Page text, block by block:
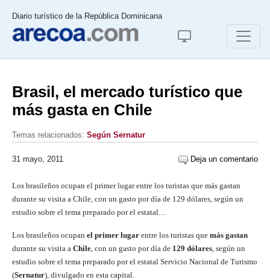
Diario turístico de la República Dominicana
Brasil, el mercado turístico que
más gasta en Chile
Temas relacionados: Según Sernatur
31 mayo, 2011 Deja un comentario
Los brasileños ocupan el primer lugar entre los turistas que más gastan
durante su visita a Chile, con un gasto por día de 129 dólares, según un
estudio sobre el tema preparado por el estatal…
Los brasileños ocupan el primer lugar entre los turistas que más gastan
durante su visita a Chile, con un gasto por día de 129 dólares, según un
estudio sobre el tema preparado por el estatal Servicio Nacional de Turismo
(Sernatur), divulgado en esta capital.